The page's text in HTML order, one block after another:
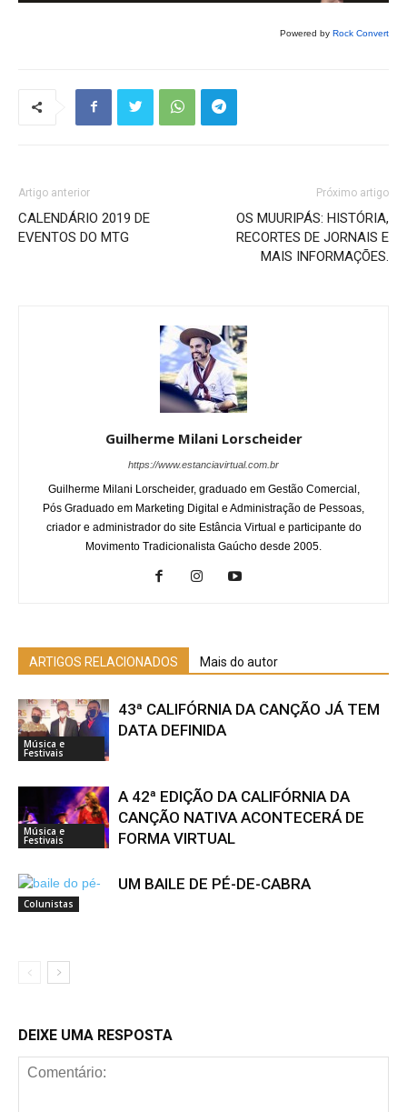
Powered by Rock Convert
Artigo anterior
CALENDÁRIO 2019 DE
EVENTOS DO MTG
Próximo artigo
OS MUURIPÁS: HISTÓRIA,
RECORTES DE JORNAIS E
MAIS INFORMAÇÕES.
Guilherme Milani Lorscheider
https://www.estanciavirtual.com.br
Guilherme Milani Lorscheider, graduado em Gestão Comercial,
Pós Graduado em Marketing Digital e Administração de Pessoas,
criador e administrador do site Estância Virtual e participante do
Movimento Tradicionalista Gaúcho desde 2005.
ARTIGOS RELACIONADOS Mais do autor
Música e
Festivais
43ª CALIFÓRNIA DA CANÇÃO JÁ TEM
DATA DEFINIDA
Música e
Festivais
A 42ª EDIÇÃO DA CALIFÓRNIA DA
CANÇÃO NATIVA ACONTECERÁ DE
FORMA VIRTUAL
Colunistas
UM BAILE DE PÉ-DE-CABRA
DEIXE UMA RESPOSTA